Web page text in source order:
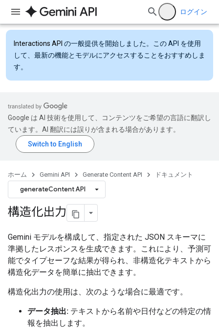
ログイン
Interactions API の一般提供を開始しました。この API を使用
して、最新の機能とモデルにアクセスすることをおすすめしま
す。
Google は AI 技術を使用して、コンテンツをご希望の言語に翻訳し
ています。AI 翻訳には誤りが含まれる場合があります。
ホーム Gemini API Generate Content API ドキュメント
generateContent API
構造化出力
Gemini モデルを構成して、指定された JSON スキーマに
準拠したレスポンスを生成できます。これにより、予測可
能でタイプセーフな結果が得られ、非構造化テキストから
構造化データを簡単に抽出できます。
構造化出力の使用は、次のような場合に最適です。
データ抽出: テキストから名前や日付などの特定の情
報を抽出します。